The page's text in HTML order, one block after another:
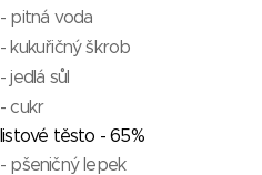
- pitná voda
- kukuřičný škrob
- jedlá sůl
- cukr
listové těsto - 65%
- pšeničný lepek